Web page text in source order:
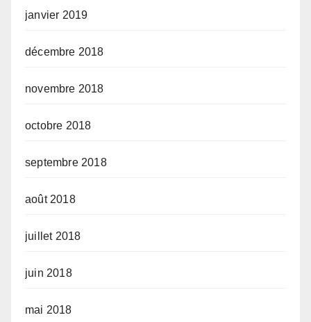
janvier 2019
décembre 2018
novembre 2018
octobre 2018
septembre 2018
août 2018
juillet 2018
juin 2018
mai 2018